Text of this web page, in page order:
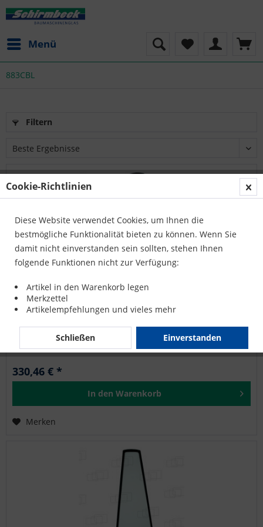
Menü
883CBL
Filtern
ECKSCHEIBE RECHTS für ÇUKUROVA 883CBL
AUSA: RC5 ÇUKUROVA: 875CBL, 883CBL, 885CBL
330,46 € *
In den Warenkorb
Merken
Cookie-Richtlinien
Diese Website verwendet Cookies, um Ihnen die
bestmögliche Funktionalität bieten zu können. Wenn Sie
damit nicht einverstanden sein sollten, stehen Ihnen
folgende Funktionen nicht zur Verfügung:
Artikel in den Warenkorb legen
Merkzettel
Artikelempfehlungen und vieles mehr
Einverstanden
Schließen